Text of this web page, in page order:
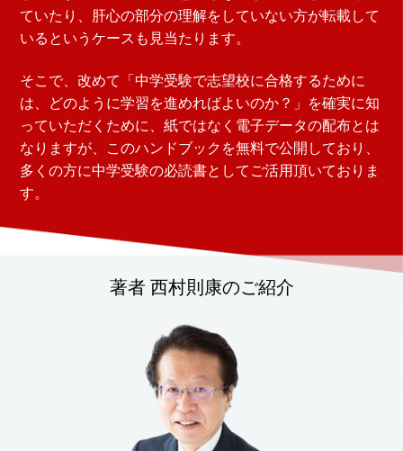
ていたり、肝心の部分の理解をしていない方が転載して
いるというケースも見当たります。
そこで、改めて「中学受験で志望校に合格するために
は、どのように学習を進めればよいのか？」を確実に知
っていただくために、紙ではなく電子データの配布とは
なりますが、このハンドブックを無料で公開しており、
多くの方に中学受験の必読書としてご活用頂いておりま
す。
著者 西村則康のご紹介